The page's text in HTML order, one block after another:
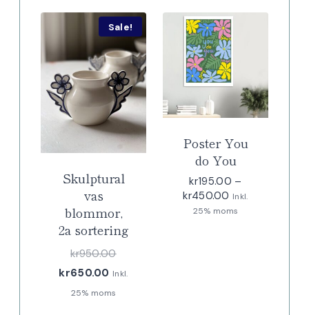
Sale!
Skulptural
vas
blommor,
2a sortering
kr950.00Det
ursprungliga
kr650.00 Det
nuvarande
Inkl.
25% moms
Poster You
do You
kr195.00 –
kr450.00 Prisintervall:
kr195.00
Inkl.
25% moms